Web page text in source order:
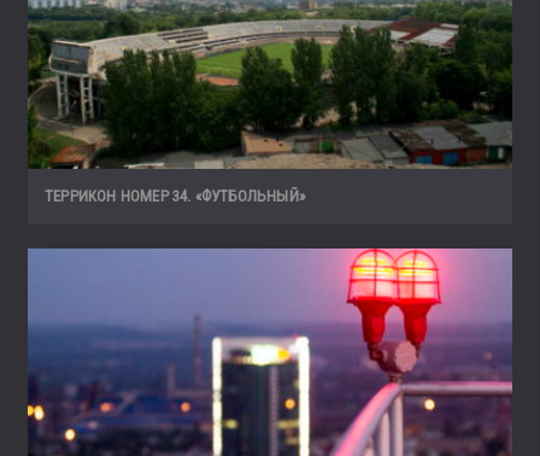
ТЕРРИКОН НОМЕР 34. «ФУТБОЛЬНЫЙ»